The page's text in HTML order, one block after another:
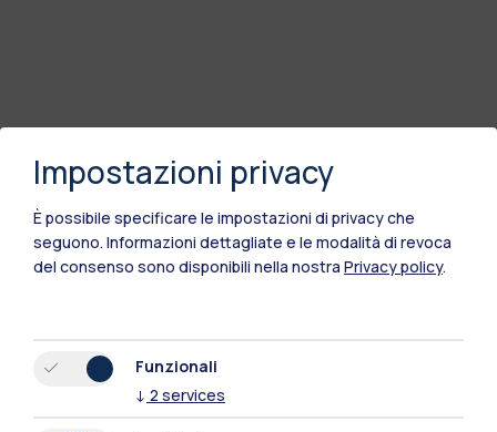
Impostazioni privacy
È possibile specificare le impostazioni di privacy che
seguono. Informazioni dettagliate e le modalità di revoca
del consenso sono disponibili nella nostra Privacy policy.
Funzionali
↓ 2 services